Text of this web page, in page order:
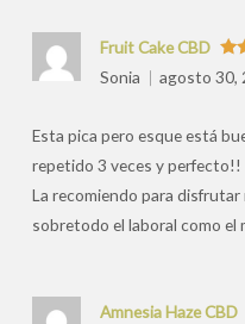
Fruit Cake CBD
Sonia
agosto 30,
Esta pica pero esque está
repetido 3 veces y perfecto!!
La recomiendo para
sobretodo el laboral como el
Amnesia Haze CBD